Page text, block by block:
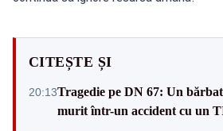
CITEȘTE ȘI
20:13Tragedie pe DN 67: Un
murit într-un accident cu un